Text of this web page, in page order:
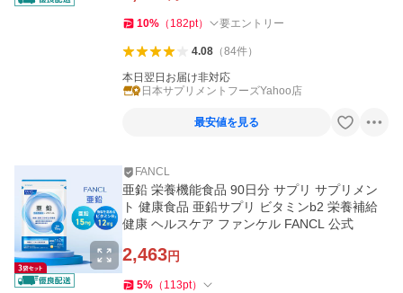
10% （ 182pt） 要エントリー
4.08（84件）
本日翌日お届け非対応
日本サプリメントフーズYahoo店
最安値を見る
FANCL
亜鉛 栄養機能食品 90日分 サプリ サプリメン
ト 健康食品 亜鉛サプリ ビタミンb2 栄養補給
健康 ヘルスケア ファンケル FANCL 公式
2,463円
5% （ 113pt）